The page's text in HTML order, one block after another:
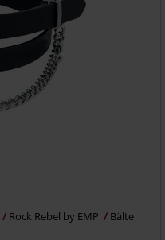
Rock Rebel by EMP Bälte